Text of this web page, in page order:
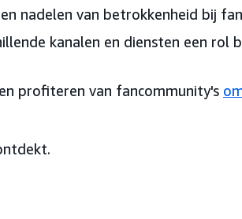
nadelen van betrokkenheid bij
kanalen en diensten een rol
profiteren van fancommunity's